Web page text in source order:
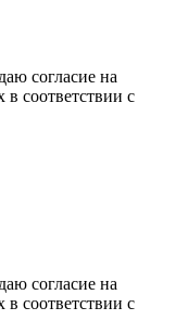
согласие на
соответствии с
согласие на
соответствии с